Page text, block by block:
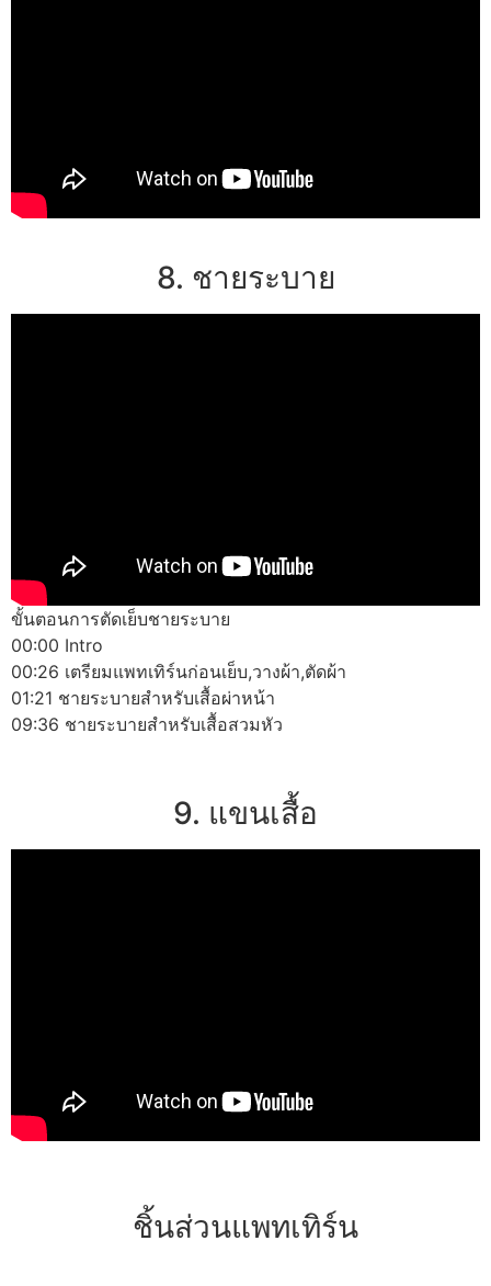
8. ชายระบาย
ขั้นตอนการตัดเย็บชายระบาย
00:00 Intro
00:26 เตรียมแพทเทิร์นก่อนเย็บ,วางผ้า,ตัดผ้า
01:21 ชายระบายสำหรับเสื้อผ่าหน้า
09:36 ชายระบายสำหรับเสื้อสวมหัว
9. แขนเสื้อ
ชิ้นส่วนแพทเทิร์น